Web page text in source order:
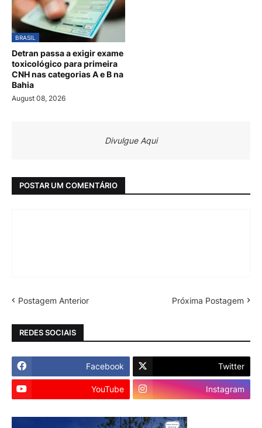
BRASIL
Detran passa a exigir exame
toxicológico para primeira
CNH nas categorias A e B na
Bahia
August 08, 2026
Divulgue Aqui
POSTAR UM COMENTÁRIO
Postagem Anterior Próxima Postagem
REDES SOCIAIS
Facebook Twitter
YouTube Instagram